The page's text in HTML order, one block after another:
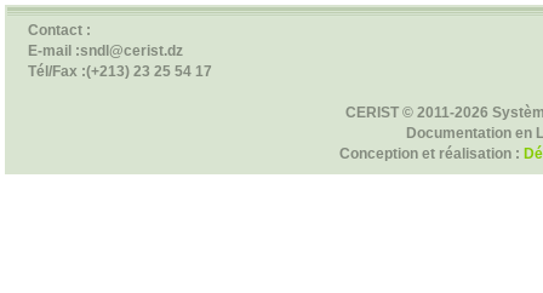
Contact :
E-mail :sndl@cerist.dz
Tél/Fax :(+213) 23 25 54 17
CERIST © 2011-2026
Documentation en
Conception et réalisation :